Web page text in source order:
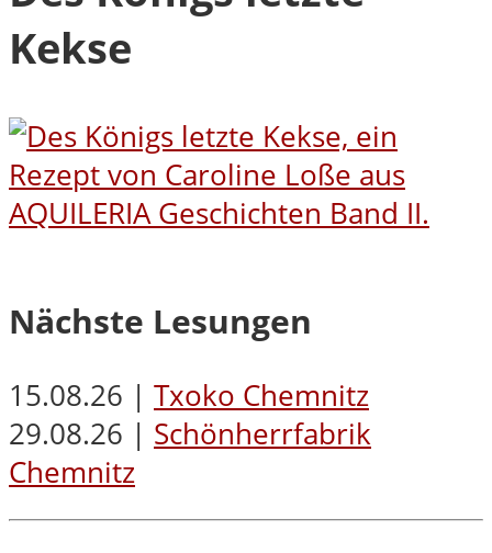
Kekse
Nächste Lesungen
15.08.26 | Txoko Chemnitz
29.08.26 | Schönherrfabrik
Chemnitz